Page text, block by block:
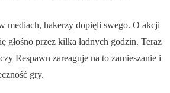
mediach, hakerzy dopięli swego. O akcji
głośno przez kilka ładnych godzin. Teraz
Respawn zareaguje na to zamieszanie i
gry.